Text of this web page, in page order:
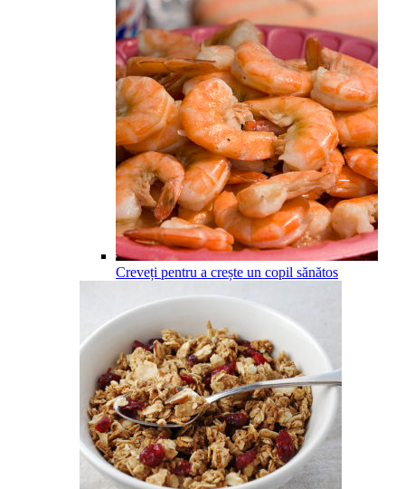
Creveți pentru a crește un copil sănătos